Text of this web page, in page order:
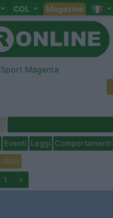
COL Magazine
Eventi Leggi Comportamenti
Attivi
1 >